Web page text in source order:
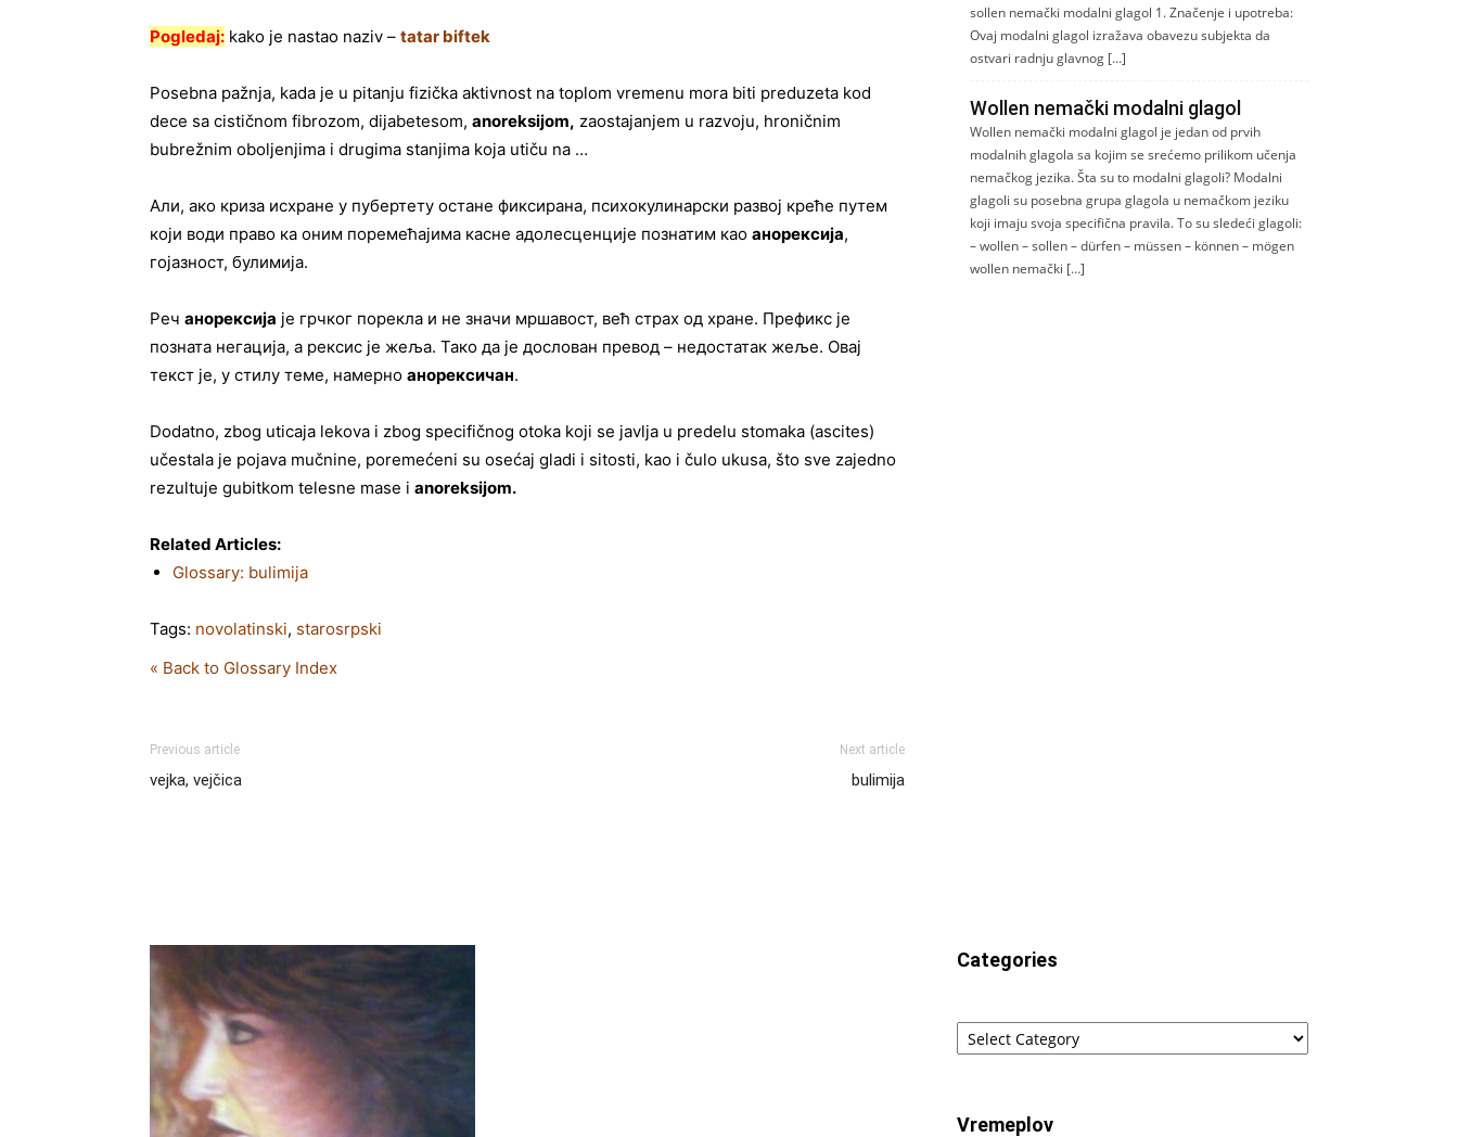
Pogledaj: kako je nastao naziv – tatar biftek
Posebna pažnja, kada je u pitanju fizička aktivnost na toplom vremenu mora biti preduzeta kod
dece sa cističnom fibrozom, dijabetesom, anoreksijom, zaostajanjem u razvoju, hroničnim
bubrežnim oboljenjima i drugima stanjima koja utiču na …
Али, ако криза исхране у пубертету остане фиксирана, психокулинарски развој креће путем
који води право ка оним поремећајима касне адолесценције познатим као анорексија,
гојазност, булимија.
Реч анорексија је грчког порекла и не значи мршавост, већ страх од хране. Префикс је
позната негација, а рексис је жеља. Тако да је дослован превод – недостатак жеље. Овај
текст је, у стилу теме, намерно анорексичан.
Dodatno, zbog uticaja lekova i zbog specifičnog otoka koji se javlja u predelu stomaka (ascites)
učestala je pojava mučnine, poremećeni su osećaj gladi i sitosti, kao i čulo ukusa, što sve zajedno
rezultuje gubitkom telesne mase i anoreksijom.
Related Articles:
Glossary: bulimija
Tags: novolatinski, starosrpski
« Back to Glossary Index
Previous article
vejka, vejčica
Next article
bulimija
sollen nemački modalni glagol 1. Značenje i upotreba:
Ovaj modalni glagol izražava obavezu subjekta da
ostvari radnju glavnog […]
Wollen nemački modalni glagol
Wollen nemački modalni glagol je jedan od prvih
modalnih glagola sa kojim se srećemo prilikom učenja
nemačkog jezika. Šta su to modalni glagoli? Modalni
glagoli su posebna grupa glagola u nemačkom jeziku
koji imaju svoja specifična pravila. To su sledeći glagoli:
– wollen – sollen – dürfen – müssen – können – mögen
wollen nemački […]
Categories
Categories
Vremeplov